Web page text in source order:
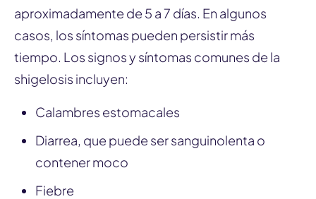
aproximadamente de 5 a 7 días. En algunos
casos, los síntomas pueden persistir más
tiempo. Los signos y síntomas comunes de la
shigelosis incluyen:
Calambres estomacales
Diarrea, que puede ser sanguinolenta o
contener moco
Fiebre